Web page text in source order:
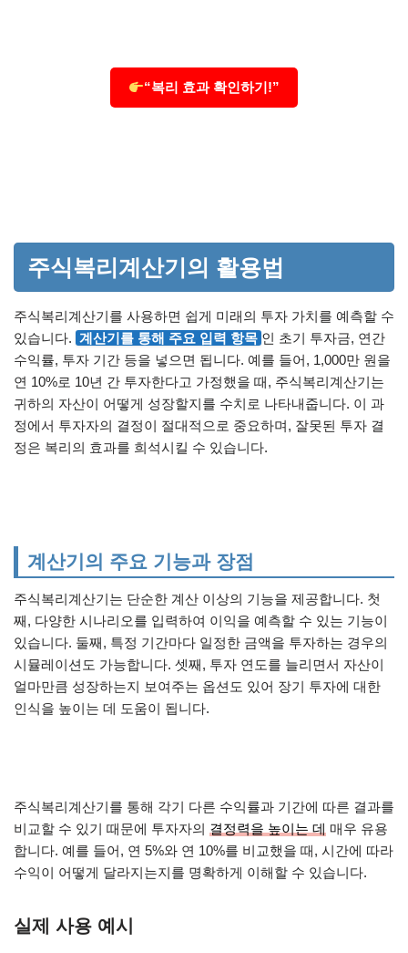
“복리 효과 확인하기!”
주식복리계산기의 활용법
주식복리계산기를 사용하면 쉽게 미래의 투자 가치를 예측할 수
있습니다. 계산기를 통해 주요 입력 항목 인 초기 투자금, 연간
수익률, 투자 기간 등을 넣으면 됩니다. 예를 들어, 1,000만 원을
연 10%로 10년 간 투자한다고 가정했을 때, 주식복리계산기는
귀하의 자산이 어떻게 성장할지를 수치로 나타내줍니다. 이 과
정에서 투자자의 결정이 절대적으로 중요하며, 잘못된 투자 결
정은 복리의 효과를 희석시킬 수 있습니다.
계산기의 주요 기능과 장점
주식복리계산기는 단순한 계산 이상의 기능을 제공합니다. 첫
째, 다양한 시나리오를 입력하여 이익을 예측할 수 있는 기능이
있습니다. 둘째, 특정 기간마다 일정한 금액을 투자하는 경우의
시뮬레이션도 가능합니다. 셋째, 투자 연도를 늘리면서 자산이
얼마만큼 성장하는지 보여주는 옵션도 있어 장기 투자에 대한
인식을 높이는 데 도움이 됩니다.
주식복리계산기를 통해 각기 다른 수익률과 기간에 따른 결과를
비교할 수 있기 때문에 투자자의 결정력을 높이는 데 매우 유용
합니다. 예를 들어, 연 5%와 연 10%를 비교했을 때, 시간에 따라
수익이 어떻게 달라지는지를 명확하게 이해할 수 있습니다.
실제 사용 예시